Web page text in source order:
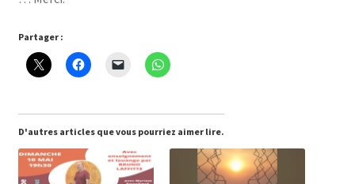
Partager :
D'autres articles que vous pourriez aimer lire.